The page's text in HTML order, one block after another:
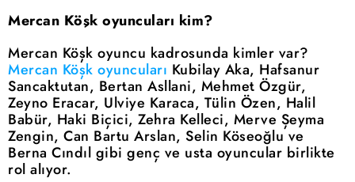
Mercan Köşk oyuncuları kim?
Mercan Köşk oyuncu kadrosunda kimler var?
Mercan Köşk oyuncuları Kubilay Aka, Hafsanur
Sancaktutan, Bertan Asllani, Mehmet Özgür,
Zeyno Eracar, Ulviye Karaca, Tülin Özen, Halil
Babür, Haki Biçici, Zehra Kelleci, Merve Şeyma
Zengin, Can Bartu Arslan, Selin Köseoğlu ve
Berna Cındıl gibi genç ve usta oyuncular birlikte
rol alıyor.